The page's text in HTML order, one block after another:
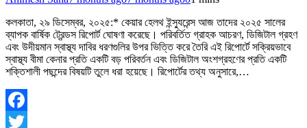
কলকাতা, ২৯ ডিসেম্বর, ২০২৫:* কেয়ার হেলথ ইন্স্যুরেন্স আজ তাদের ২০২৫ সালের
ব্যাপক বার্ষিক ট্রেন্ডস রিপোর্ট ঘোষণা করেছে। পরিবর্তিত গ্রাহক আচরণ, ডিজিটাল গ্রহণ
এবং উদীয়মান স্বাস্থ্য দাবির ধরণগুলির উপর ভিত্তি করে তৈরি এই রিপোর্টে সক্রিয়ভাবে
স্বাস্থ্য বীমা কেনার প্রতি একটি বড় পরিবর্তন এবং ডিজিটাল অংশগ্রহণের প্রতি একটি
শক্তিশালী পছন্দের বিষয়টি তুলে ধরা হয়েছে। রিপোর্টের তথ্য অনুসারে,…
Facebook